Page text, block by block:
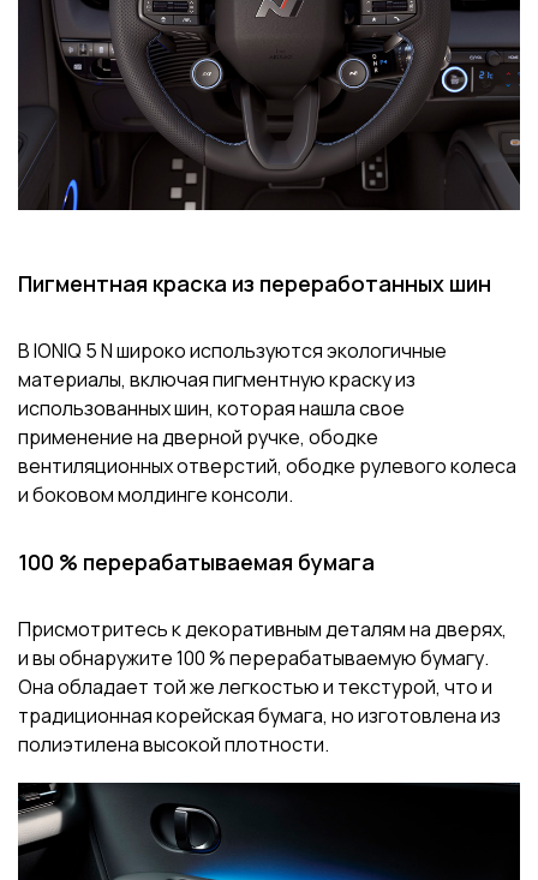
Пигментная краска из переработанных шин
В IONIQ 5 N широко используются экологичные
материалы, включая пигментную краску из
использованных шин, которая нашла свое
применение на дверной ручке, ободке
вентиляционных отверстий, ободке рулевого колеса
и боковом молдинге консоли.
100 % перерабатываемая бумага
Присмотритесь к декоративным деталям на дверях,
и вы обнаружите 100 % перерабатываемую бумагу.
Она обладает той же легкостью и текстурой, что и
традиционная корейская бумага, но изготовлена из
полиэтилена высокой плотности.